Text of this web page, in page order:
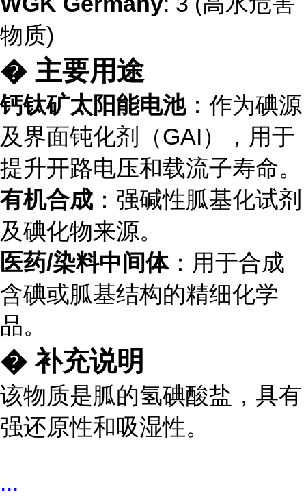
物质)
� 主要用途
钙钛矿太阳能电池：作为碘源
及界面钝化剂（GAI），用于
提升开路电压和载流子寿命。
有机合成 ：强碱性胍基化试剂
及碘化物来源。
医药/染料中间体：用于合成
含碘或胍基结构的精细化学
品。
� 补充说明
该物质是胍的氢碘酸盐，具有
强还原性和吸湿性。
...